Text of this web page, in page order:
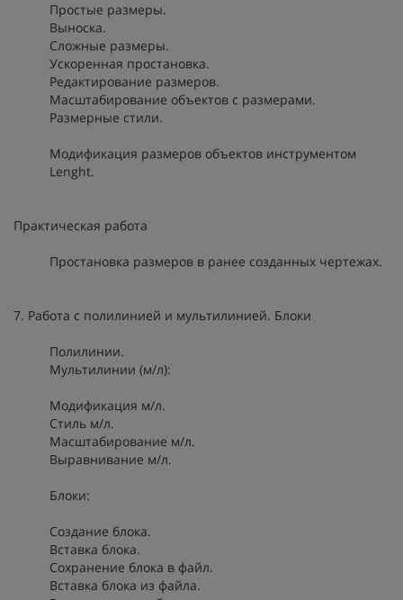
Простые размеры.
Выноска.
Сложные размеры.
Ускоренная простановка.
Редактирование размеров.
Масштабирование объектов с размерами.
Размерные стили.
Модификация размеров объектов инструментом
Lenght.
Практическая работа
Простановка размеров в ранее созданных чертежах.
7. Работа с полилинией и мультилинией. Блоки
Полилинии.
Мультилинии (м/л):
Модификация м/л.
Стиль м/л.
Масштабирование м/л.
Выравнивание м/л.
Блоки:
Создание блока.
Вставка блока.
Сохранение блока в файл.
Вставка блока из файла.